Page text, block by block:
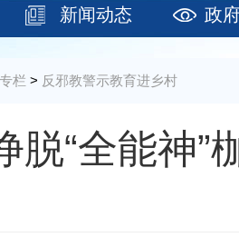
新闻动态 政
栏 > 反邪教警示教育进乡村
脱“全能神”